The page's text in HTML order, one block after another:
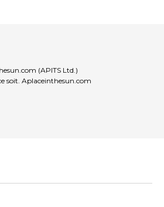
(APITS Ltd.)
soit. Aplaceinthesun.com